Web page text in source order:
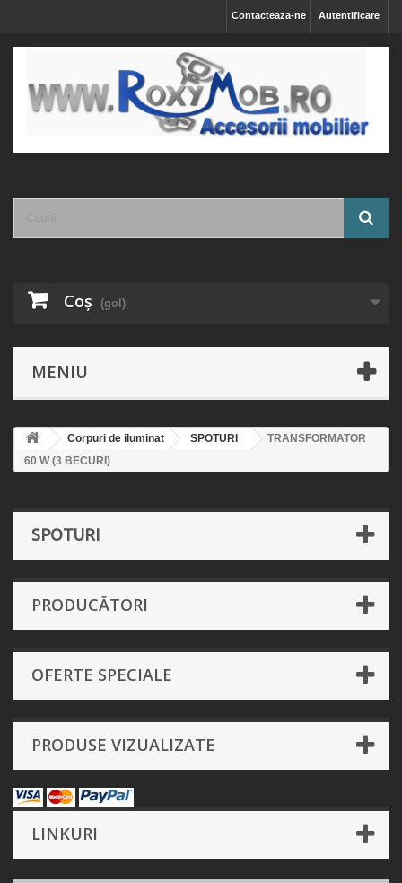
Autentificare
Contacteaza-ne
Coş (gol)
MENIU
Corpuri de iluminat SPOTURI
TRANSFORMATOR
60 W (3 BECURI)
SPOTURI
PRODUCĂTORI
OFERTE SPECIALE
PRODUSE VIZUALIZATE
LINKURI